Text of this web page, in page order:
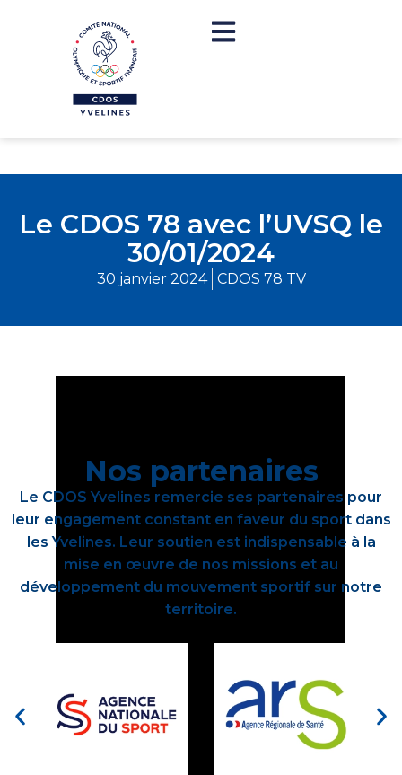
Le CDOS 78 avec l’UVSQ le
30/01/2024
30 janvier 2024 CDOS 78 TV
Nos partenaires
Le CDOS Yvelines remercie ses partenaires pour
leur engagement constant en faveur du sport dans
les Yvelines. Leur soutien est indispensable à la
mise en œuvre de nos missions et au
développement du mouvement sportif sur notre
territoire.